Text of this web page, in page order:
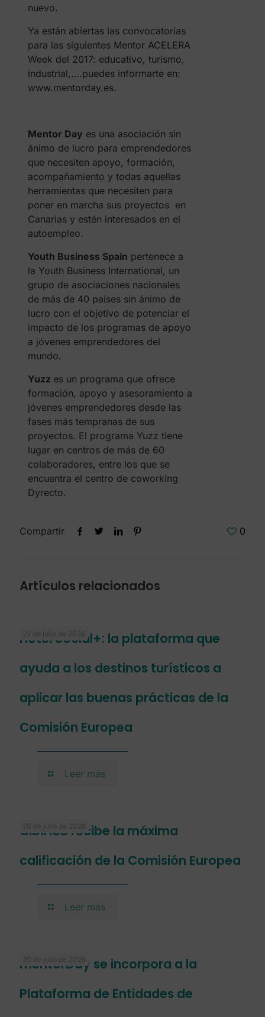
nuevo.
Ya están abiertas las convocatorias
para las siguientes Mentor ACELERA
Week del 2017: educativo, turismo,
industrial,….puedes informarte en:
www.mentorday.es.
Mentor Day es una asociación sin
ánimo de lucro para emprendedores
que necesiten apoyo, formación,
acompañamiento y todas aquellas
herramientas que necesiten para
poner en marcha sus proyectos en
Canarias y estén interesados en el
autoempleo.
Youth Business Spain pertenece a
la Youth Business International, un
grupo de asociaciones nacionales
de más de 40 países sin ánimo de
lucro con el objetivo de potenciar el
impacto de los programas de apoyo
a jóvenes emprendedores del
mundo.
Yuzz es un programa que ofrece
formación, apoyo y asesoramiento a
jóvenes emprendedores desde las
fases más tempranas de sus
proyectos. El programa Yuzz tiene
lugar en centros de más de 60
colaboradores, entre los que se
encuentra el centro de coworking
Dyrecto.
Compartir 0
Artículos relacionados
22 de julio de 2026
Hotel Social+: la plataforma que
ayuda a los destinos turísticos a
aplicar las buenas prácticas de la
Comisión Europea
Leer más
20 de julio de 2026
CIDIHUB recibe la máxima
calificación de la Comisión Europea
Leer más
20 de julio de 2026
mentorDay se incorpora a la
Plataforma de Entidades de